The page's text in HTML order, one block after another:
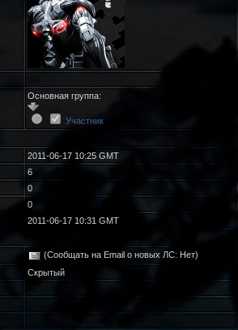
Основная группа:
Участник
2011-06-17 10:25 GMT
6
0
0
2011-06-17 10:31 GMT
(Сообщать на Email о новых ЛС: Нет)
Скрытый